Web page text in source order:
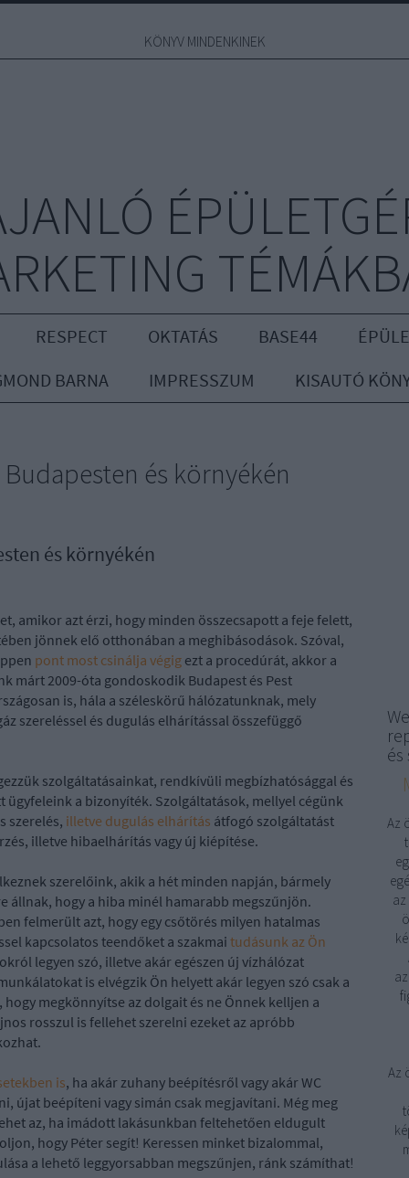
KÖNYV MINDENKINEK
RESPECT OKTATÁS BASE44
BARNA
IMPRESSZUM KISAUTÓ
és környékén
és környékén
amikor azt érzi, hogy minden összecsapott a feje felett,
jönnek elő otthonában a meghibásodások. Szóval,
pont most csinálja végig ezt a procedúrát, akkor a
márt 2009-óta gondoskodik Budapest és Pest
is, hála a széleskörű hálózatunknak, mely
szereléssel és dugulás elhárítással összefüggő
szolgáltatásainkat, rendkívüli megbízhatósággal és
ügyfeleink a bizonyíték. Szolgáltatások, mellyel cégünk
szerelés, illetve dugulás elhárítás átfogó szolgáltatást
illetve hibaelhárítás vagy új kiépítése.
szerelőink, akik a hét minden napján, bármely
állnak, hogy a hiba minél hamarabb megszűnjön.
felmerült azt, hogy egy csőtörés milyen hatalmas
kapcsolatos teendőket a szakmai tudásunk az Ön
legyen szó, illetve akár egészen új vízhálózat
is elvégzik Ön helyett akár legyen szó csak a
megkönnyítse az dolgait és ne Önnek kelljen a
rosszul is fellehet szerelni ezeket az apróbb
is, ha akár zuhany beépítésről vagy akár WC
újat beépíteni vagy simán csak megjavítani. Még meg
az, ha imádott lakásunkban feltehetően eldugult
hogy Péter segít! Keressen minket bizalommal,
a lehető leggyorsabban megszűnjen, ránk számíthat!
Az
Az